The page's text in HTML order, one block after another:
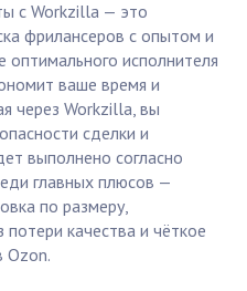
с Workzilla — это
фрилансеров с опытом и
исполнителя
ваше время и
через Workzilla, вы
сделки и
выполнено согласно
главных плюсов —
по размеру,
качества и чёткое
Ozon.